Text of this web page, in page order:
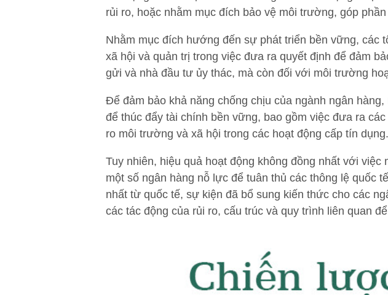
rủi ro, hoặc nhằm mục đích bảo vệ môi trường, góp
Nhằm mục đích hướng đến sự phát triển bền vững,
xã hội và quản trị trong việc đưa ra quyết định để đảm
gửi và nhà đầu tư ủy thác, mà còn đối với môi trường
Để đảm bảo khả năng chống chịu của ngành ngân
để thúc đẩy tài chính bền vững, bao gồm việc đưa ra
ro môi trường và xã hội trong các hoạt động cấp tín dụng.
Tuy nhiên, hiệu quả hoạt động không đồng nhất với
một số ngân hàng nỗ lực để tuân thủ các thông lệ quốc
nhất từ quốc tế, sự kiện đã bổ sung kiến thức cho các
các tác động của rủi ro, cấu trúc và quy trình liên quan